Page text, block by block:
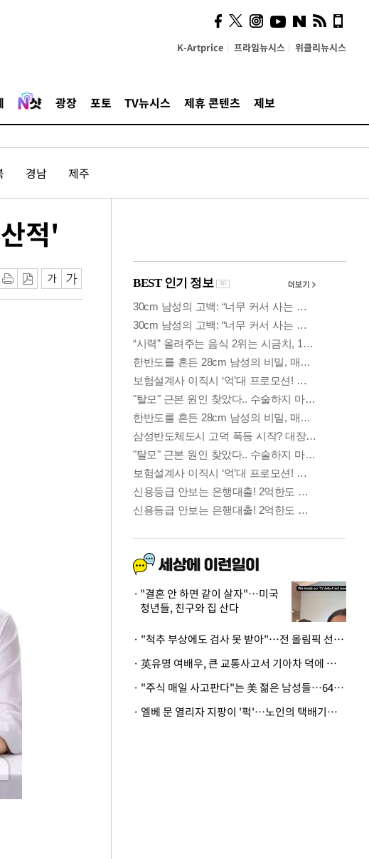
K-Artprice 프라임뉴시스 위클리뉴시스
광장 포토 TV뉴시스 제휴 콘텐츠 제보
경남 제주
적'
사이 해답 찾았죠"…알을
깨고 나온 '초자아'
"결혼 안 하면 같이 살자"…미국
청년들, 친구와 집 산다
· "척추 부상에도 검사 못 받아"…전 올림픽 선수, 美봅슬레이협회 상대 소송
· 英유명 여배우, 큰 교통사고서 기아차 덕에 살았다
· "주식 매일 사고판다"는 美 젊은 남성들…64%가 "나는 인생의 패배자“
· 엘베 문 열리자 지팡이 '퍽'…노인의 택배기사 폭행 이유